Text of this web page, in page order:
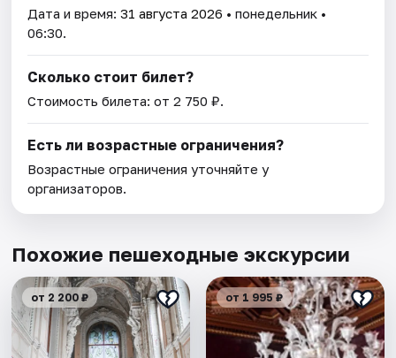
Дата и время:31 августа 2026 • понедельник •
06:30.
Сколько стоит билет?
Стоимость билета: от 2 750 ₽.
Есть ли возрастные ограничения?
Возрастные ограничения уточняйте у
организаторов.
Похожие пешеходные экскурсии
от 2 200 ₽ от 1 995 ₽